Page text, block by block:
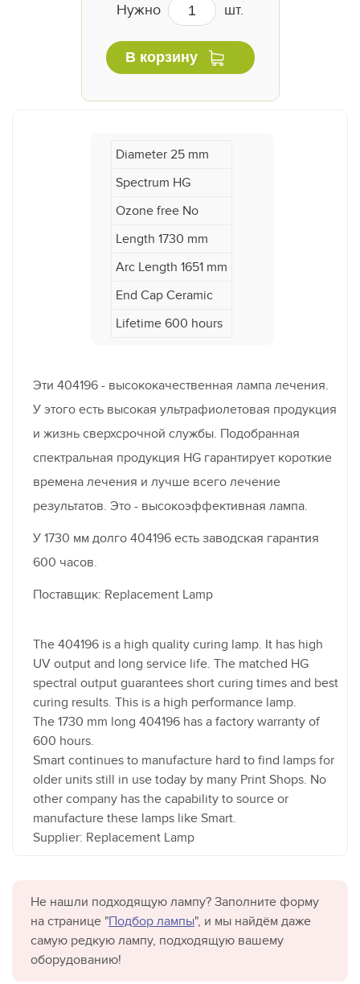
Нужно шт.
В корзину
Diameter 25 mm
Spectrum HG
Ozone free No
Length 1730 mm
Arc Length 1651 mm
End Cap Ceramic
Lifetime 600 hours
Эти 404196 - высококачественная лампа лечения.
У этого есть высокая ультрафиолетовая продукция
и жизнь сверхсрочной службы. Подобранная
спектральная продукция HG гарантирует короткие
времена лечения и лучше всего лечение
результатов. Это - высокоэффективная лампа.
У 1730 мм долго 404196 есть заводская гарантия
600 часов.
Поставщик: Replacement Lamp
The 404196 is a high quality curing lamp. It has high
UV output and long service life. The matched HG
spectral output guarantees short curing times and best
curing results. This is a high performance lamp.
The 1730 mm long 404196 has a factory warranty of
600 hours.
Smart continues to manufacture hard to find lamps for
older units still in use today by many Print Shops. No
other company has the capability to source or
manufacture these lamps like Smart.
Supplier: Replacement Lamp
Не нашли подходящую лампу? Заполните форму
на странице "Подбор лампы", и мы найдём даже
самую редкую лампу, подходящую вашему
оборудованию!